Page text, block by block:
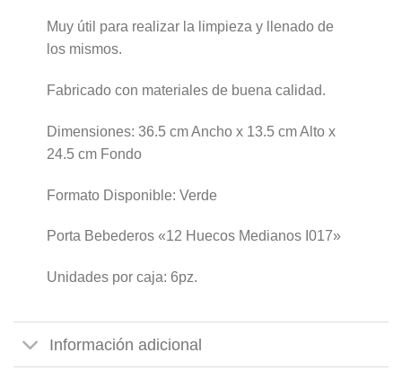
Muy útil para realizar la limpieza y llenado de
los mismos.
Fabricado con materiales de buena calidad.
Dimensiones: 36.5 cm Ancho x 13.5 cm Alto x
24.5 cm Fondo
Formato Disponible: Verde
Porta Bebederos «12 Huecos Medianos I017»
Unidades por caja: 6pz.
Información adicional